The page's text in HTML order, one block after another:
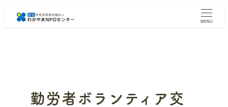
MENU
勤労者ボランティア交